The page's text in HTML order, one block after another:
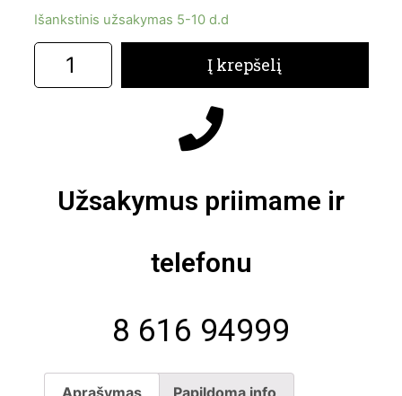
Išankstinis užsakymas 5-10 d.d
Į krepšelį
Užsakymus priimame ir
telefonu
8 616 94999
Aprašymas Papildoma info